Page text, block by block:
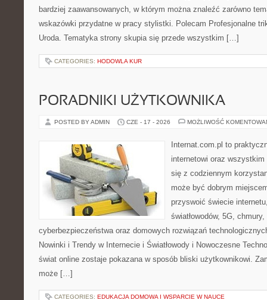
bardziej zaawansowanych, w którym można znaleźć zarówno
wskazówki przydatne w pracy stylistki. Polecam Profesjonalne
Uroda. Tematyka strony skupia się przede wszystkim […]
CATEGORIES: HODOWLA KUR
PORADNIKI UŻYTKOWNIKA
POSTED BY ADMIN CZE - 17 - 2026 MOŻLIWOŚĆ
Internat.com.pl to
internetowi oraz
się z codziennym
może być dobrym
przyswoić świecie
światłowodów, 5G,
cyberbezpieczeństwa oraz domowych rozwiązań
Nowinki i Trendy w Internecie i Światłowody i Nowoczesne
świat online zostaje pokazana w sposób bliski użytkownikowi.
może […]
CATEGORIES: EDUKACJA DOMOWA I WSPARCIE W NAUCE